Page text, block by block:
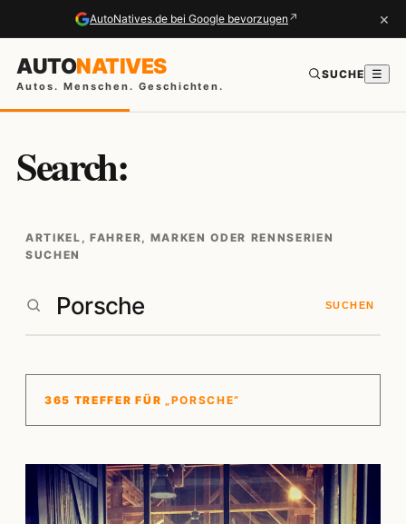
AutoNatives.de bei Google bevorzugen ↗ ×
AUTONATIVES
Autos. Menschen. Geschichten.
SUCHE ☰
Search:
ARTIKEL, FAHRER, MARKEN ODER RENNSERIEN
SUCHEN
SUCHEN
365 TREFFER FÜR „PORSCHE“